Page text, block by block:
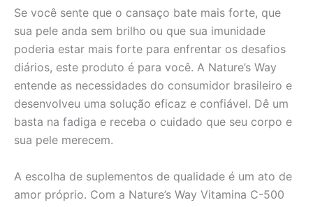
Se você sente que o cansaço bate mais forte, que
sua pele anda sem brilho ou que sua imunidade
poderia estar mais forte para enfrentar os desafios
diários, este produto é para você. A Nature’s Way
entende as necessidades do consumidor brasileiro e
desenvolveu uma solução eficaz e confiável. Dê um
basta na fadiga e receba o cuidado que seu corpo e
sua pele merecem.
A escolha de suplementos de qualidade é um ato de
amor próprio. Com a Nature’s Way Vitamina C-500